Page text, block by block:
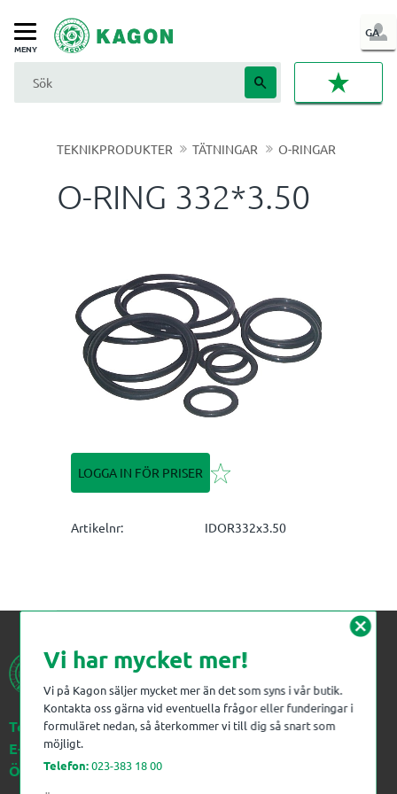
Meny
GA
IN
TEKNIKPRODUKTER TÄTNINGAR O-RINGAR
O-RING 332*3.50
LOGGA IN FÖR PRISER Lägg till i favoriter
Artikelnr IDOR332x3.50
Telefon:023-383 18 00
E-post:kagon@kagon.se
Öppettider:Måndag-Fredag, 07-16
cancel
Vi har mycket mer!
Vi på Kagon säljer mycket mer än det som syns i vår butik.
Kontakta oss gärna vid eventuella frågor eller funderingar i
formuläret nedan, så återkommer vi till dig så snart som
möjligt.
Telefon:023-383 18 00